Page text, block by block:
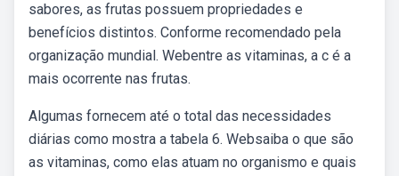
sabores, as frutas possuem propriedades e
benefícios distintos. Conforme recomendado pela
organização mundial. Webentre as vitaminas, a c é a
mais ocorrente nas frutas.
Algumas fornecem até o total das necessidades
diárias como mostra a tabela 6. Websaiba o que são
as vitaminas, como elas atuam no organismo e quais